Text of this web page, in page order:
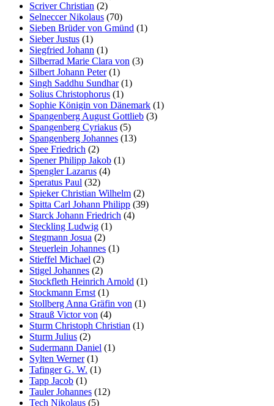
Scriver Christian (2)
Selneccer Nikolaus (70)
Sieben Brüder von Gmünd (1)
Sieber Justus (1)
Siegfried Johann (1)
Silberrad Marie Clara von (3)
Silbert Johann Peter(1)
Singh Saddhu Sundhar(1)
Solius Christophorus (1)
Sophie Königin von Dänemark (1)
Spangenberg August Gottlieb (3)
Spangenberg Cyriakus (5)
Spangenberg Johannes (13)
Spee Friedrich (2)
Spener Philipp Jakob (1)
Spengler Lazarus (4)
Speratus Paul (32)
Spieker Christian Wilhelm (2)
Spitta Carl Johann Philipp (39)
Starck Johann Friedrich (4)
Steckling Ludwig (1)
Stegmann Josua (2)
Steuerlein Johannes (1)
Stieffel Michael (2)
Stigel Johannes (2)
Stockfleth Heinrich Arnold (1)
Stockmann Ernst (1)
Stollberg Anna Gräfin von (1)
Strauß Victor von (4)
Sturm Christoph Christian (1)
Sturm Julius (2)
Sudermann Daniel (1)
Sylten Werner(1)
Tafinger G. W. (1)
Tapp Jacob (1)
Tauler Johannes (12)
Tech Nikolaus (5)